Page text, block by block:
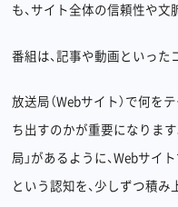
も、サイト全体の信頼性や文
番組は、記事や動画といった
放送局（Webサイト）で何を
ち出すのかが重要になります
局」があるように、Webサイ
という認知を、少しずつ積み